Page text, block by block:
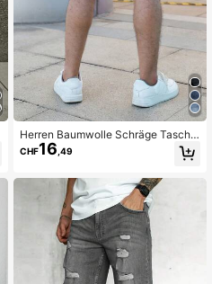
Herren Baumwolle Schräge Tasche
Bermuda Denim Shorts Jorts
CHF16 ,49